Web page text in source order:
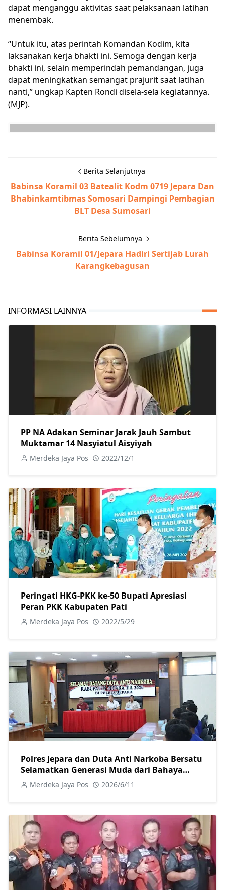
dapat menganggu aktivitas saat pelaksanaan latihan
menembak.
“Untuk itu, atas perintah Komandan Kodim, kita
laksanakan kerja bhakti ini. Semoga dengan kerja
bhakti ini, selain memperindah pemandangan, juga
dapat meningkatkan semangat prajurit saat latihan
nanti,” ungkap Kapten Rondi disela-sela kegiatannya.
(MJP).
Berita Selanjutnya
Babinsa Koramil 03 Batealit Kodm 0719 Jepara Dan
Bhabinkamtibmas Somosari Dampingi Pembagian
BLT Desa Sumosari
Berita Sebelumnya
Babinsa Koramil 01/Jepara Hadiri Sertijab Lurah
Karangkebagusan
INFORMASI LAINNYA
PP NA Adakan Seminar Jarak Jauh Sambut
Muktamar 14 Nasyiatul Aisyiyah
Merdeka Jaya Pos 2022/12/1
Peringati HKG-PKK ke-50 Bupati Apresiasi
Peran PKK Kabupaten Pati
Merdeka Jaya Pos 2022/5/29
Polres Jepara dan Duta Anti Narkoba Bersatu
Selamatkan Generasi Muda dari Bahaya
Narkoba
Merdeka Jaya Pos 2026/6/11